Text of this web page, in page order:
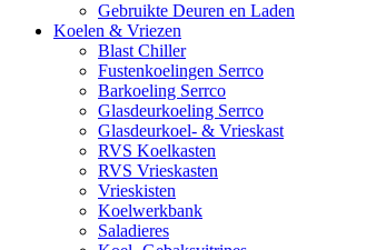
Gebruikte Deuren en Laden
Koelen & Vriezen
Blast Chiller
Fustenkoelingen Serrco
Barkoeling Serrco
Glasdeurkoeling Serrco
Glasdeurkoel- & Vrieskast
RVS Koelkasten
RVS Vrieskasten
Vrieskisten
Koelwerkbank
Saladieres